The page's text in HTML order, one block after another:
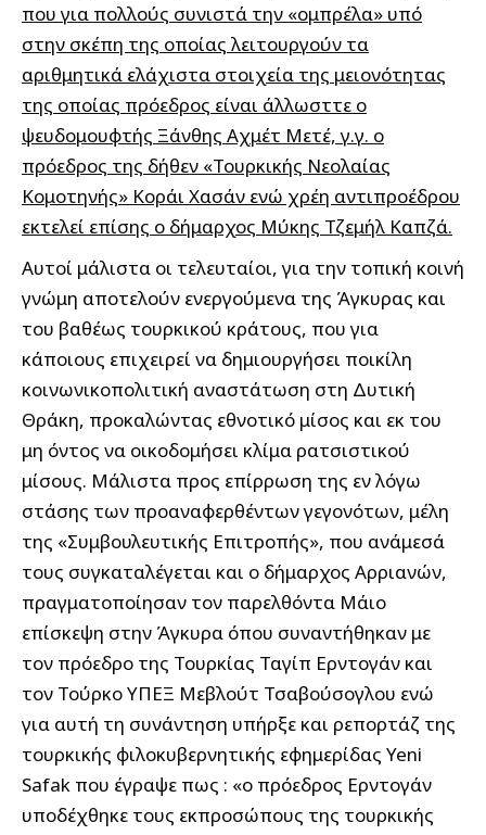
που για πολλούς συνιστά την «ομπρέλα» υπό
στην σκέπη της οποίας λειτουργούν τα
αριθμητικά ελάχιστα στοιχεία της μειονότητας
της οποίας πρόεδρος είναι άλλωσττε ο
ψευδομουφτής Ξάνθης Αχμέτ Μετέ, γ.γ. ο
πρόεδρος της δήθεν «Τουρκικής Νεολαίας
Κομοτηνής» Κοράι Χασάν ενώ χρέη αντιπροέδρου
εκτελεί επίσης ο δήμαρχος Μύκης Τζεμήλ Καπζά.
Αυτοί μάλιστα οι τελευταίοι, για την τοπική κοινή
γνώμη αποτελούν ενεργούμενα της Άγκυρας και
του βαθέως τουρκικού κράτους, που για
κάποιους επιχειρεί να δημιουργήσει ποικίλη
κοινωνικοπολιτική αναστάτωση στη Δυτική
Θράκη, προκαλώντας εθνοτικό μίσος και εκ του
μη όντος να οικοδομήσει κλίμα ρατσιστικού
μίσους. Μάλιστα προς επίρρωση της εν λόγω
στάσης των προαναφερθέντων γεγονότων, μέλη
της «Συμβουλευτικής Επιτροπής», που ανάμεσά
τους συγκαταλέγεται και ο δήμαρχος Αρριανών,
πραγματοποίησαν τον παρελθόντα Μάιο
επίσκεψη στην Άγκυρα όπου συναντήθηκαν με
τον πρόεδρο της Τουρκίας Ταγίπ Ερντογάν και
τον Τούρκο ΥΠΕΞ Μεβλούτ Τσαβούσογλου ενώ
για αυτή τη συνάντηση υπήρξε και ρεπορτάζ της
τουρκικής φιλοκυβερνητικής εφημερίδας Yeni
Safak που έγραψε πως : «ο πρόεδρος Ερντογάν
υποδέχθηκε τους εκπροσώπους της τουρκικής